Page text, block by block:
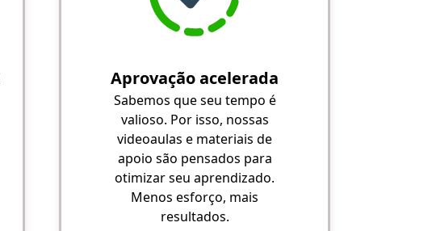
Aprovação acelerada
Sabemos que seu tempo é
valioso. Por isso, nossas
videoaulas e materiais de
apoio são pensados para
otimizar seu aprendizado.
Menos esforço, mais
resultados.